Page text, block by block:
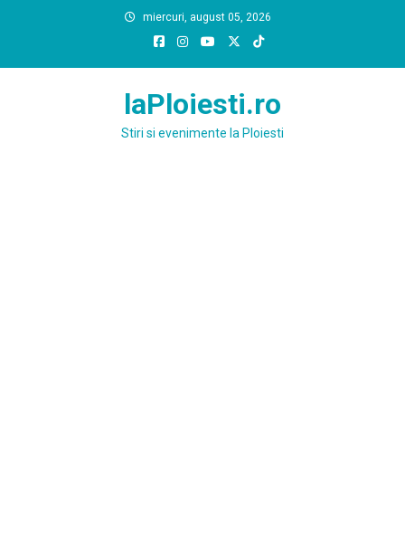
miercuri, august 05, 2026
laPloiesti.ro
Stiri si evenimente la Ploiesti